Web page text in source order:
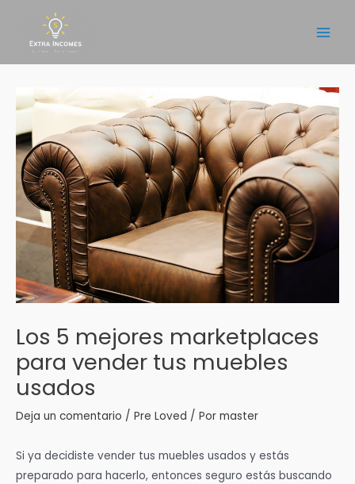
contenido
Los 5 mejores marketplaces
para vender tus muebles
usados
Deja un comentario / Pre Loved / Por master
Si ya decidiste vender tus muebles usados y estás
preparado para hacerlo, entonces seguro estás buscando